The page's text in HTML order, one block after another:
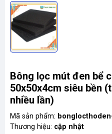
Bông lọc mút đen bể
50x50x4cm siêu bền
nhiều lần)
Mã sản phẩm:
Thương hiệu: cập nhật